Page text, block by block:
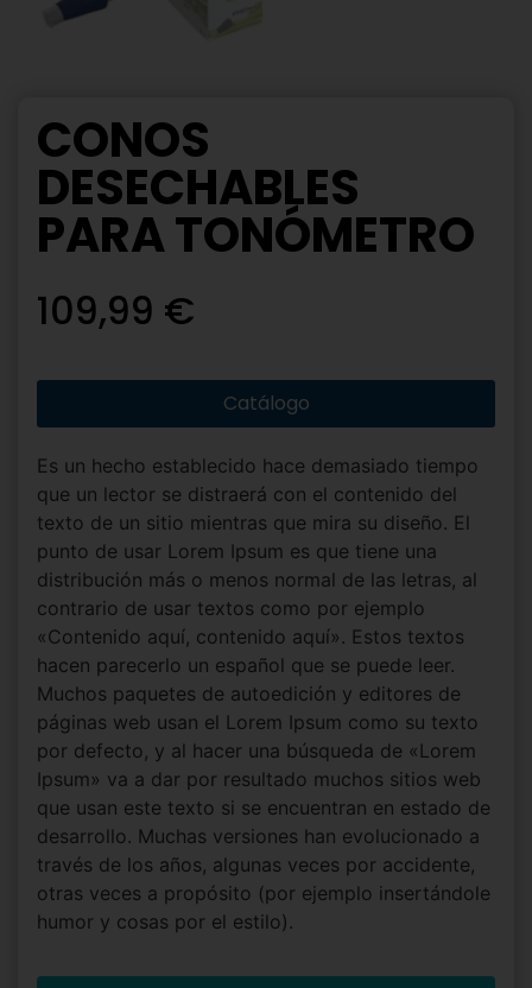
CONOS
DESECHABLES
PARA TONÓMETRO
109,99 €
Catálogo
Es un hecho establecido hace demasiado tiempo
que un lector se distraerá con el contenido del
texto de un sitio mientras que mira su diseño. El
punto de usar Lorem Ipsum es que tiene una
distribución más o menos normal de las letras, al
contrario de usar textos como por ejemplo
«Contenido aquí, contenido aquí». Estos textos
hacen parecerlo un español que se puede leer.
Muchos paquetes de autoedición y editores de
páginas web usan el Lorem Ipsum como su texto
por defecto, y al hacer una búsqueda de «Lorem
Ipsum» va a dar por resultado muchos sitios web
que usan este texto si se encuentran en estado de
desarrollo. Muchas versiones han evolucionado a
través de los años, algunas veces por accidente,
otras veces a propósito (por ejemplo insertándole
humor y cosas por el estilo).